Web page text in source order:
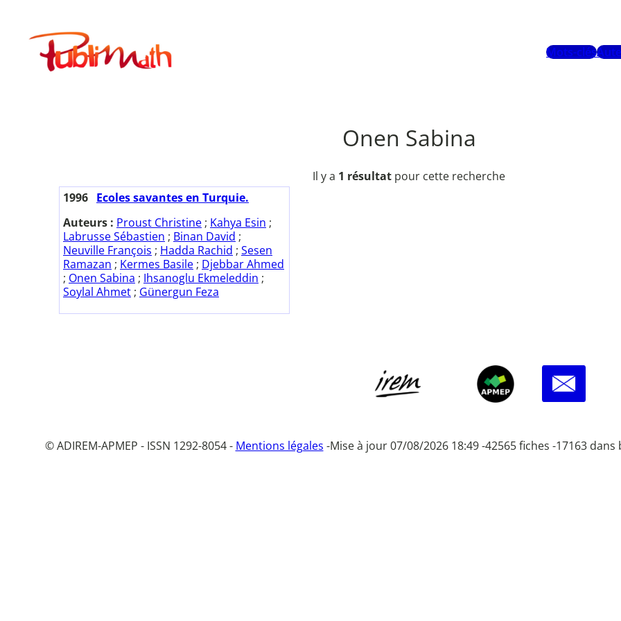
contenuPublimath
Mots-clés
Onen Sabina
Il y a 1 résultat pour cette recherche
1996 Ecoles savantes en Turquie.
Auteurs : Proust Christine ; Kahya Esin ;
Labrusse Sébastien ; Binan David ;
Neuville François ; Hadda Rachid ; Sesen
Ramazan ; Kermes Basile ; Djebbar Ahmed
; Onen Sabina ; Ihsanoglu Ekmeleddin ;
Soylal Ahmet ; Günergun Feza
© ADIREM-APMEP - ISSN 1292-8054 - Mentions légales -Mise à jour 07/08/2026 18:49 -42565 fiches -17163